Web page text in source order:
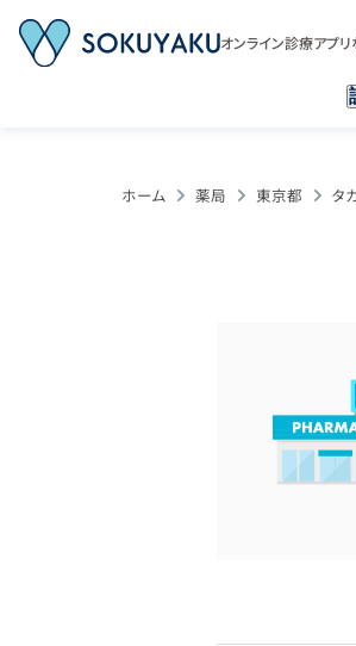
オンライン診療アプ
ホーム 薬局 東京都 タ